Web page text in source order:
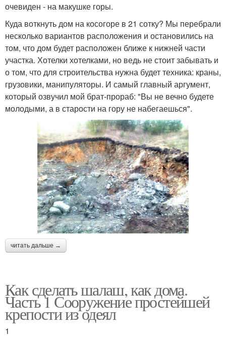
очевиден - на макушке горы.
Куда воткнуть дом на косогоре в 21 сотку? Мы перебрали
несколько вариантов расположения и остановились на
том, что дом будет расположен ближе к нижней части
участка. Хотелки хотелками, но ведь не стоит забывать и
о том, что для строительства нужна будет техника: краны,
грузовики, манипуляторы. И самый главный аргумент,
который озвучил мой брат-прораб: "Вы не вечно будете
молодыми, а в старости на гору не набегаешься".
читать дальше →
Как сделать шалаш, как дома.
Часть 1 Сооружение простейшей
крепости из одеял
1